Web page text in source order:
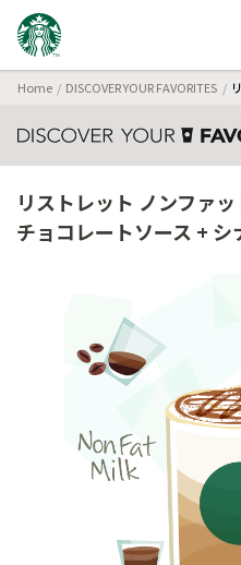
Home DISCOVER YOUR FAVORITES
リストレット ノンファ
チョコレートソース + シ